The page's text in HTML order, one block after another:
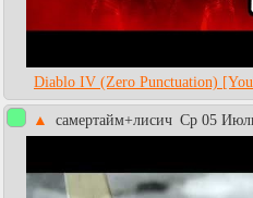
Diablo IV (Zero Punctuation)
▲ самертайм+лисич Ср 05